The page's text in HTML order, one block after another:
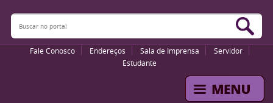
Buscar no portal
Fale Conosco Endereços Sala de Imprensa
Servidor
Estudante